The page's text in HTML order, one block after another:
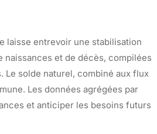
laisse entrevoir une stabilisation
naissances et de décès, compilées
Le solde naturel, combiné aux flux
Les données agrégées par
et anticiper les besoins futurs